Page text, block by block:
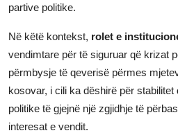
partive politike.
Në këtë kontekst, rolet e
vendimtare për të siguruar që krizat
përmbysje të qeverisë përmes
kosovar, i cili ka dëshirë për
politike të gjejnë një zgjidhje të
interesat e vendit.